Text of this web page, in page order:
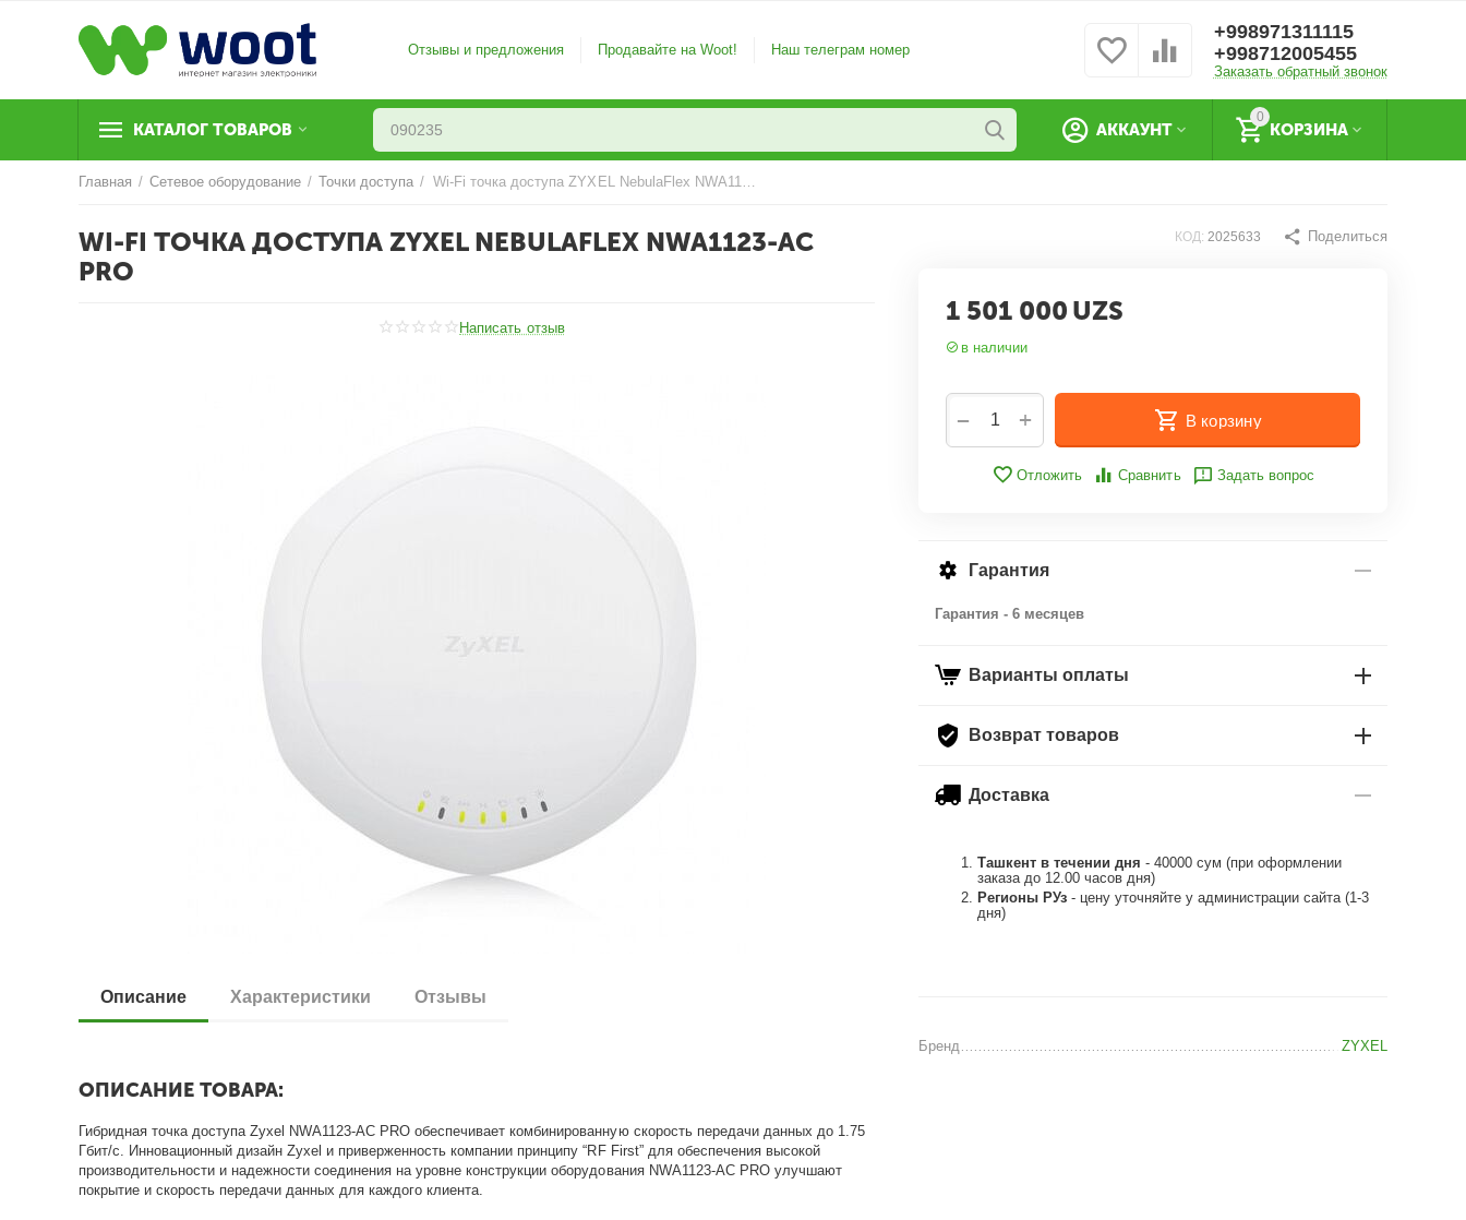
Отзывы и предложения Продавайте на Woot! Наш телеграм номер
+998971311115
+998712005455
Заказать обратный звонок
КАТАЛОГ ТОВАРОВ
0
КОРЗИНА
АККАУНТ
Главная / Сетевое оборудование / Точки доступа / Wi-Fi точка доступа ZYXEL NebulaFlex NWA1123-AC PRO
WI-FI ТОЧКА ДОСТУПА ZYXEL NEBULAFLEX NWA1123-AC
PRO
Написать отзыв
КОД: 2025633 Поделиться
1 501 000 UZS
в наличии
+
− В корзину
Отложить Сравнить Задать вопрос
Гарантия
Гарантия - 6 месяцев
Варианты оплаты
Возврат товаров
Доставка
Ташкент в течении дня - 40000 сум (при оформлении
заказа до 12.00 часов дня)
Регионы РУз - цену уточняйте у администрации сайта (1-3
дня)
Бренд ZYXEL
Описание Характеристики Отзывы
ОПИСАНИЕ ТОВАРА:
Гибридная точка доступа Zyxel NWA1123-AC PRO обеспечивает комбинированную скорость передачи данных до 1.75
Гбит/с. Инновационный дизайн Zyxel и приверженность компании принципу “RF First” для обеспечения высокой
производительности и надежности соединения на уровне конструкции оборудования NWA1123-AC PRO улучшают
покрытие и скорость передачи данных для каждого клиента.